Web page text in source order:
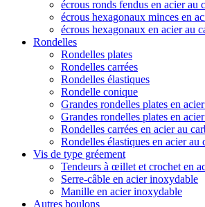
écrous ronds fendus en acier au
écrous hexagonaux minces en
écrous hexagonaux en acier au
Rondelles
Rondelles plates
Rondelles carrées
Rondelles élastiques
Rondelle conique
Grandes rondelles plates en
Grandes rondelles plates en
Rondelles carrées en acier au
Rondelles élastiques en acier au
Vis de type gréement
Tendeurs à œillet et crochet en
Serre-câble en acier inoxydable
Manille en acier inoxydable
Autres boulons